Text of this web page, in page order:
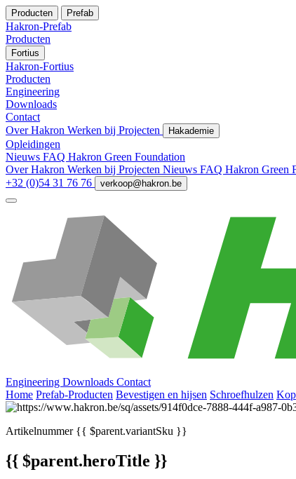
Producten Prefab
Hakron-Prefab
Producten
Fortius
Hakron-Fortius
Producten
Engineering
Downloads
Contact
Over Hakron Werken bij Projecten Hakademie
Opleidingen
Nieuws FAQ Hakron Green Foundation
Over Hakron Werken bij Projecten Nieuws FAQ Hakron Green
+32 (0)54 31 76 76
verkoop@hakron.be
Engineering Downloads Contact
Home Prefab-Producten Bevestigen en hijsen Schroefhulzen
Artikelnummer{{ $parent.variantSku }}
{{ $parent.heroTitle }}